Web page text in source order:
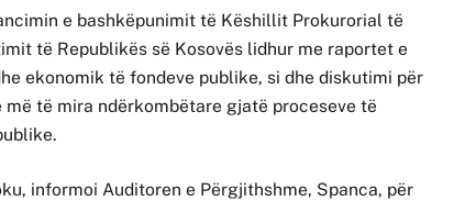
e bashkëpunimit të Këshillit Prokurorial të
të Republikës së Kosovës lidhur me raportet e
ekonomik të fondeve publike, si dhe diskutimi për
të mira ndërkombëtare gjatë proceseve të
informoi Auditoren e Përgjithshme, Spanca, për